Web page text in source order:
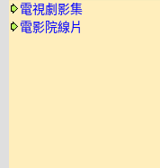
電視劇影集
電影院線片